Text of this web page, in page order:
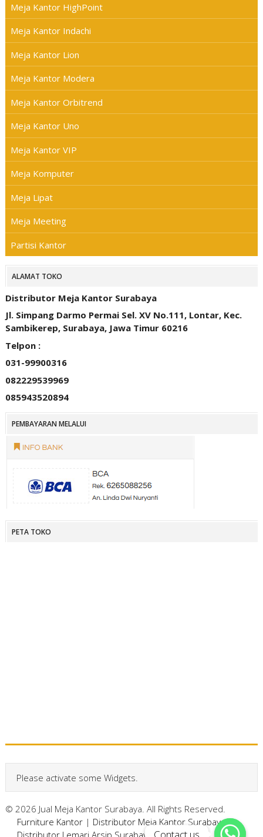
Meja Kantor HighPoint
Meja Kantor Indachi
Meja Kantor Lion
Meja Kantor Modera
Meja Kantor Orbitrend
Meja Kantor Uno
Meja Kantor VIP
Meja Komputer
Meja Lipat
Meja Meeting
Partisi Kantor
ALAMAT TOKO
Distributor Meja Kantor Surabaya
Jl. Simpang Darmo Permai Sel. XV No.111, Lontar, Kec.
Sambikerep, Surabaya, Jawa Timur 60216
Telpon :
031-99900316
082229539969
085943520894
PEMBAYARAN MELALUI
PETA TOKO
Please activate some Widgets.
© 2026 Jual Meja Kantor Surabaya. All Rights Reserved.
Furniture Kantor| Distributor Meja Kantor Surabaya|
Distributor Lemari Arsip Surabaya
Contact us
Contact us